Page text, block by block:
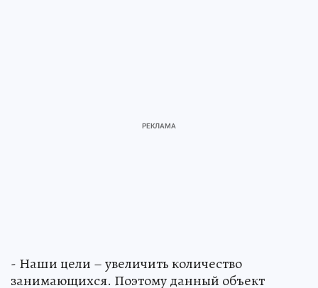
- Наши цели – увеличить количество
занимающихся. Поэтому данный объект